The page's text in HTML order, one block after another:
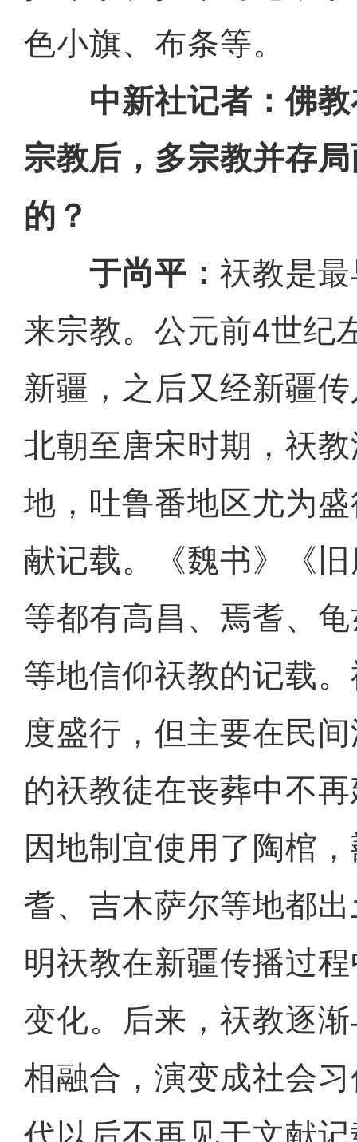
色小旗、布条等。
中新社记者：佛
宗教后，多宗教并存
的？
于尚平：祆教是
来宗教。公元前4世纪
新疆，之后又经新疆
北朝至唐宋时期，祆
地，吐鲁番地区尤为
献记载。《魏书》《
等都有高昌、焉耆、
等地信仰祆教的记载
度盛行，但主要在民
的祆教徒在丧葬中不
因地制宜使用了陶棺
耆、吉木萨尔等地都
明祆教在新疆传播过
变化。后来，祆教逐
相融合，演变成社会
代以后不再见于文献